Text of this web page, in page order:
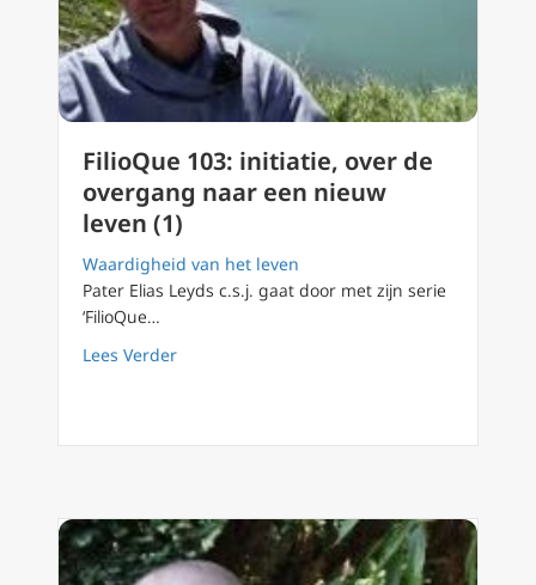
FilioQue 103: initiatie, over de
overgang naar een nieuw
leven (1)
Waardigheid van het leven
Pater Elias Leyds c.s.j. gaat door met zijn serie
‘FilioQue…
Lees Verderabout FilioQue 103: initiatie, over de